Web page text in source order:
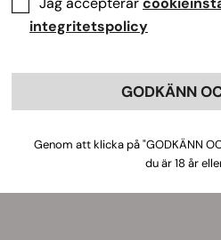
integritetspolicy
GODKÄNN
Genom att klicka på "GODKÄNN
du är 18 år